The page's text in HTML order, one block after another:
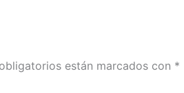
están marcados con *